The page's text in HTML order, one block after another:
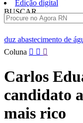
Edição digital
BUSCAR
água em 13 bairros de
Pular
conteúdo
Coluna
Carlos
candidato
mais rico